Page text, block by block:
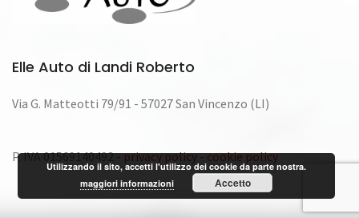
Elle Auto di Landi Roberto
Via G. Matteotti 79/91 - 57027 San Vincenzo (LI)
P. IVA 01569140492 -privacy policy-cookie policy
Utilizzando il sito, accetti l'utilizzo dei cookie da parte nostra.
maggiori informazioni
Accetto